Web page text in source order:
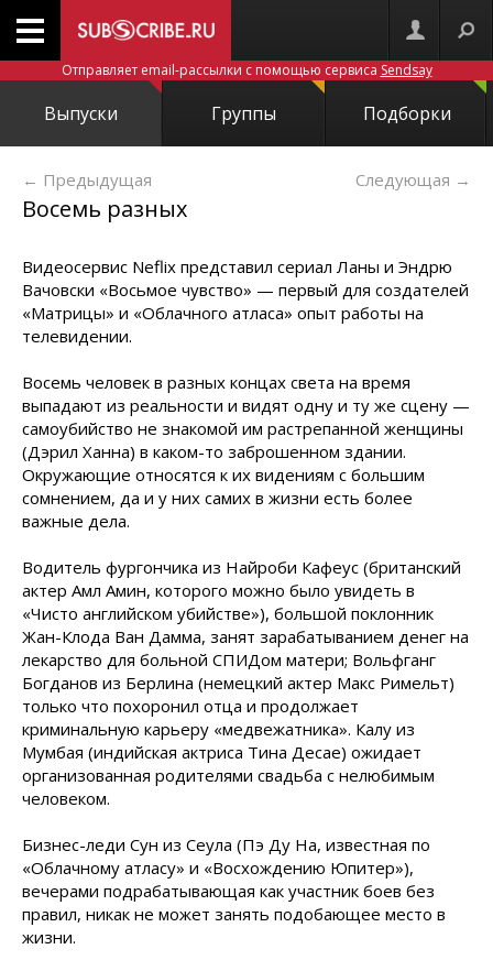
Отправляет email-рассылки с помощью сервиса Sendsay
Выпуски Группы Подборки
← Предыдущая Следующая →
Восемь разных
Видеосервис Neflix представил сериал Ланы и Эндрю
Вачовски «Восьмое чувство» — первый для создателей
«Матрицы» и «Облачного атласа» опыт работы на
телевидении.
Восемь человек в разных концах света на время
выпадают из реальности и видят одну и ту же сцену —
самоубийство не знакомой им растрепанной женщины
(Дэрил Ханна) в каком-то заброшенном здании.
Окружающие относятся к их видениям с большим
сомнением, да и у них самих в жизни есть более
важные дела.
Водитель фургончика из Найроби Кафеус (британский
актер Амл Амин, которого можно было увидеть в
«Чисто английском убийстве»), большой поклонник
Жан-Клода Ван Дамма, занят зарабатыванием денег на
лекарство для больной СПИДом матери; Вольфганг
Богданов из Берлина (немецкий актер Макс Римельт)
только что похоронил отца и продолжает
криминальную карьеру «медвежатника». Калу из
Мумбая (индийская актриса Тина Десае) ожидает
организованная родителями свадьба с нелюбимым
человеком.
Бизнес-леди Сун из Сеула (Пэ Ду На, известная по
«Облачному атласу» и «Восхождению Юпитер»),
вечерами подрабатывающая как участник боев без
правил, никак не может занять подобающее место в
жизни.